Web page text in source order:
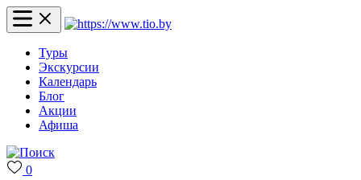
Туры
Экскурсии
Календарь
Блог
Акции
Афиша
0